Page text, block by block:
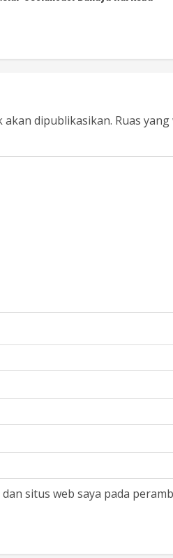
akan dipublikasikan. Ruas
dan situs web saya pada